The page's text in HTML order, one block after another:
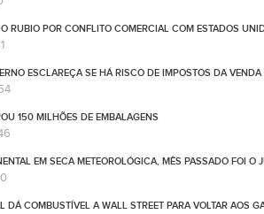
RUBIO POR CONFLITO COMERCIAL COM ESTADOS
ESCLAREÇA SE HÁ RISCO DE IMPOSTOS DA
150 MILHÕES DE EMBALAGENS
EM SECA METEOROLÓGICA, MÊS PASSADO FOI O
DÁ COMBUSTÍVEL A WALL STREET PARA VOLTAR AOS